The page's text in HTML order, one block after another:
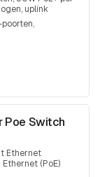
uplink
Poe Switch
Ethernet
(PoE)